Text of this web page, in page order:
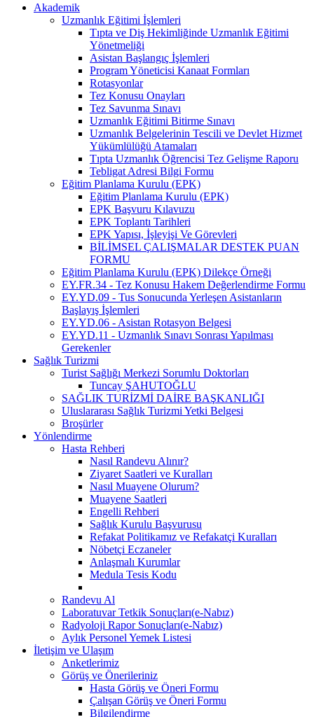
Akademik
Uzmanlık Eğitimi İşlemleri
Tıpta ve Diş Hekimliğinde Uzmanlık Eğitimi
Yönetmeliği
Asistan Başlangıç İşlemleri
Program Yöneticisi Kanaat Formları
Rotasyonlar
Tez Konusu Onayları
Tez Savunma Sınavı
Uzmanlık Eğitimi Bitirme Sınavı
Uzmanlık Belgelerinin Tescili ve Devlet Hizmet
Yükümlülüğü Atamaları
Tıpta Uzmanlık Öğrencisi Tez Gelişme Raporu
Tebligat Adresi Bilgi Formu
Eğitim Planlama Kurulu (EPK)
Eğitim Planlama Kurulu (EPK)
EPK Başvuru Kılavuzu
EPK Toplantı Tarihleri
EPK Yapısı, İşleyişi Ve Görevleri
BİLİMSEL ÇALIŞMALAR DESTEK PUAN
FORMU
Eğitim Planlama Kurulu (EPK) Dilekçe Örneği
EY.FR.34 - Tez Konusu Hakem Değerlendirme Formu
EY.YD.09 - Tus Sonucunda Yerleşen Asistanların
Başlayış İşlemleri
EY.YD.06 - Asistan Rotasyon Belgesi
EY.YD.11 - Uzmanlık Sınavı Sonrası Yapılması
Gerekenler
Sağlık Turizmi
Turist Sağlığı Merkezi Sorumlu Doktorları
Tuncay ŞAHUTOĞLU
SAĞLIK TURİZMİ DAİRE BAŞKANLIĞI
Uluslararası Sağlık Turizmi Yetki Belgesi
Broşürler
Yönlendirme
Hasta Rehberi
Nasıl Randevu Alınır?
Ziyaret Saatleri ve Kuralları
Nasıl Muayene Olurum?
Muayene Saatleri
Engelli Rehberi
Sağlık Kurulu Başvurusu
Refakat Politikamız ve Refakatçi Kuralları
Nöbetçi Eczaneler
Anlaşmalı Kurumlar
Medula Tesis Kodu
Randevu Al
Laboratuvar Tetkik Sonuçları(e-Nabız)
Radyoloji Rapor Sonuçları(e-Nabız)
Aylık Personel Yemek Listesi
İletişim ve Ulaşım
Anketlerimiz
Görüş ve Önerileriniz
Hasta Görüş ve Öneri Formu
Çalışan Görüş ve Öneri Formu
Bilgilendirme